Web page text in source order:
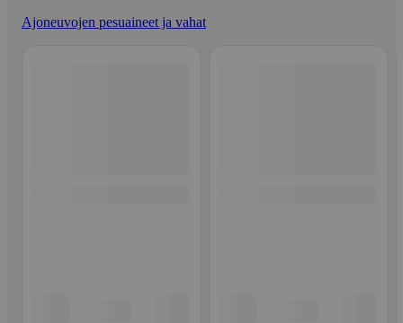
Ajoneuvojen pesuaineet ja vahat